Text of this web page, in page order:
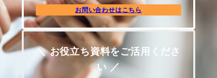
お問い合わせはこちら
＼ お役立ち資料をご活用くださ
い ／